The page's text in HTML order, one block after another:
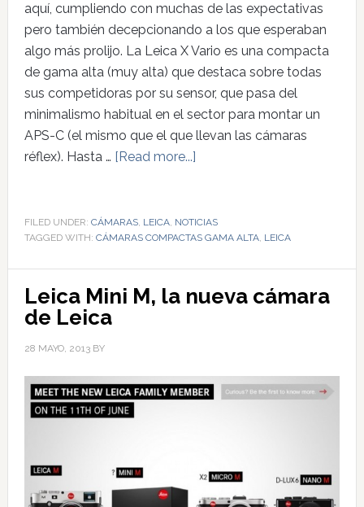
aquí, cumpliendo con muchas de las expectativas
pero también decepcionando a los que esperaban
algo más prolijo. La Leica X Vario es una compacta
de gama alta (muy alta) que destaca sobre todas
sus competidoras por su sensor, que pasa del
minimalismo habitual en el sector para montar un
APS-C (el mismo que el que llevan las cámaras
réflex). Hasta … [Read more...]
FILED UNDER: CÁMARAS, LEICA, NOTICIAS
TAGGED WITH: CÁMARAS COMPACTAS GAMA ALTA, LEICA
Leica Mini M, la nueva cámara
de Leica
28 MAYO, 2013BY